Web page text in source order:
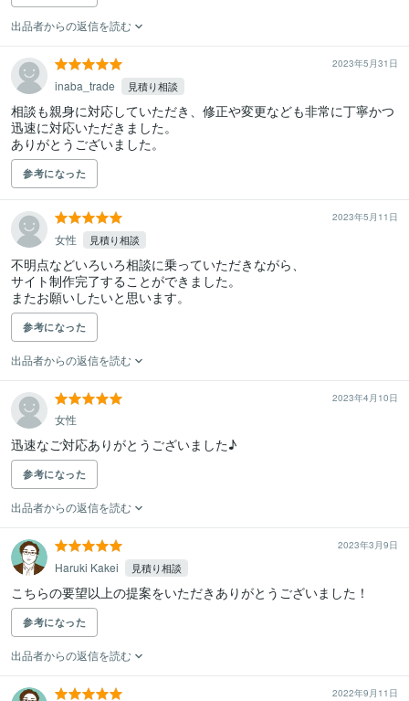
出品者からの返信を読む
2023年5月31日
inaba_trade 見積り相談
相談も親身に対応していただき、修正や変更なども非常に丁寧かつ
迅速に対応いただきました。
ありがとうございました。
参考になった
2023年5月11日
女性 見積り相談
不明点などいろいろ相談に乗っていただきながら、
サイト制作完了することができました。
またお願いしたいと思います。
参考になった
出品者からの返信を読む
2023年4月10日
女性
迅速なご対応ありがとうございました♪
参考になった
出品者からの返信を読む
2023年3月9日
Haruki Kakei 見積り相談
こちらの要望以上の提案をいただきありがとうございました！
参考になった
出品者からの返信を読む
2022年9月11日